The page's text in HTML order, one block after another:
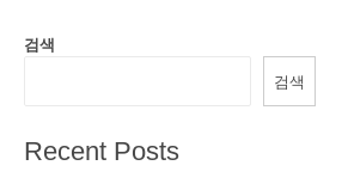
검색
검색
Recent Posts